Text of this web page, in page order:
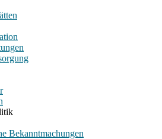
Bekanntmachungen